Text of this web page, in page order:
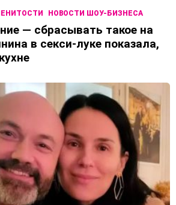
НОВОСТИ ШОУ-БИЗНЕСА
— сбрасывать такое на
в секси-луке показала,